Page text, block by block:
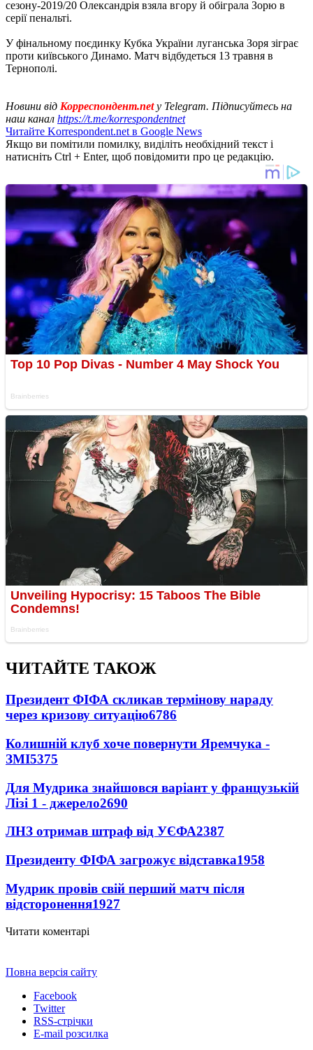
сезону-2019/20 Олександрія взяла вгору й обіграла Зорю в
серії пенальті.
У фінальному поєдинку Кубка України луганська Зоря зіграє
проти київського Динамо. Матч відбудеться 13 травня в
Тернополі.
Новини від Корреспондент.netу Telegram. Підписуйтесь на
наш канал https://t.me/korrespondentnet
Читайте Korrespondent.net в Google News
Якщо ви помітили помилку, виділіть необхідний текст і
натисніть Ctrl + Enter, щоб повідомити про це редакцію.
ЧИТАЙТЕ ТАКОЖ
Президент ФІФА скликав термінову нараду
через кризову ситуацію6786
Колишній клуб хоче повернути Яремчука -
ЗМІ5375
Для Мудрика знайшовся варіант у французькій
Лізі 1 - джерело2690
ЛНЗ отримав штраф від УЄФА2387
Президенту ФІФА загрожує відставка1958
Мудрик провів свій перший матч після
відсторонення1927
Читати коментарі
Повна версія сайту
Facebook
Twitter
RSS-стрічки
E-mail розсилка